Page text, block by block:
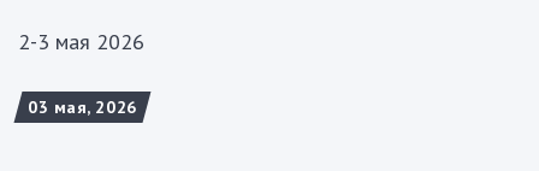
2-3 мая 2026
03 мая, 2026